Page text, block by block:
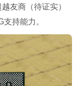
友商（待证实）
持能力。